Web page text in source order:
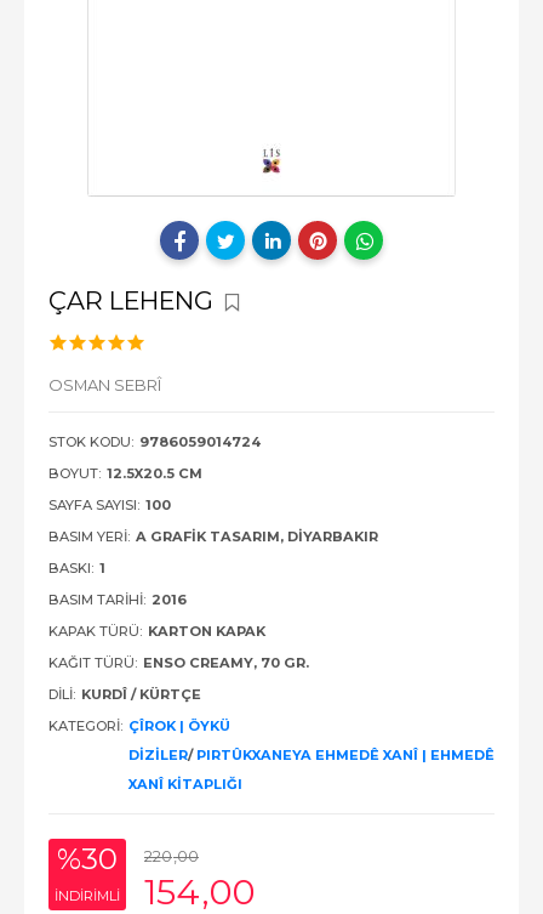
ÇAR LEHENG
OSMAN SEBRÎ
STOK KODU: 9786059014724
BOYUT: 12.5X20.5 CM
SAYFA SAYISI: 100
BASIM YERI: A GRAFIK TASARIM, DIYARBAKIR
BASKI: 1
BASIM TARIHI: 2016
KAPAK TÜRÜ: KARTON KAPAK
KAĞIT TÜRÜ: ENSO CREAMY, 70 GR.
DILI: KURDÎ / KÜRTÇE
KATEGORI: ÇÎROK | ÖYKÜ
DİZİLER/ PIRTÛKXANEYA EHMEDÊ XANÎ | EHMEDÊ
XANÎ KİTAPLIĞI
%30
INDIRIMLI
220,00
154,00